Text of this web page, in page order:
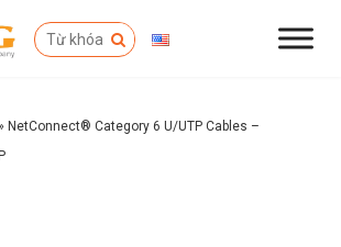
NetConnect® Category 6 U/UTP Cables –